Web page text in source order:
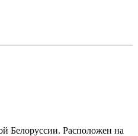
Белоруссии. Расположен на